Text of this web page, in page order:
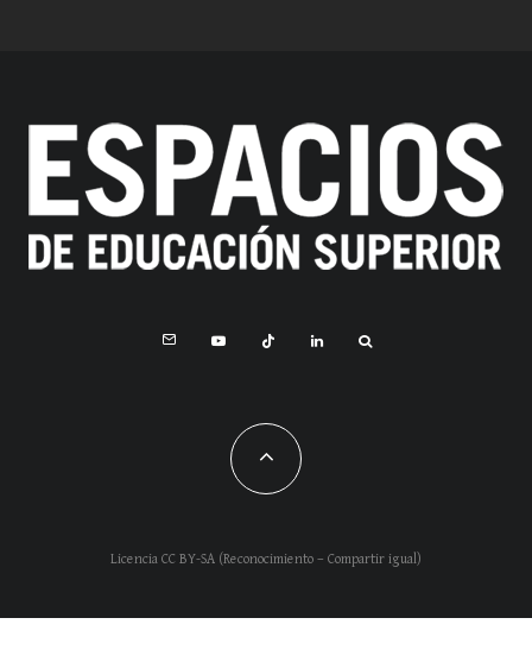
Licencia CC BY-SA (Reconocimiento – Compartir igual)